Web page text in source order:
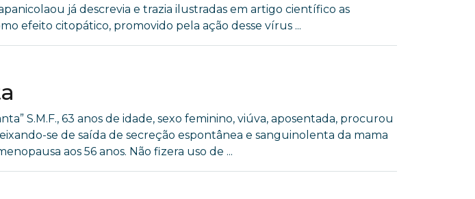
já descrevia e trazia ilustradas em artigo científico as
efeito citopático, promovido pela ação desse vírus ...
S.M.F., 63 anos de idade, sexo feminino, viúva, aposentada, procurou
se de saída de secreção espontânea e sanguinolenta da mama
aos 56 anos. Não fizera uso de ...